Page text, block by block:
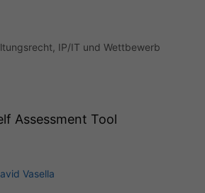
IP/IT und Wettbewerb
Assessment Tool
Vasella
Website